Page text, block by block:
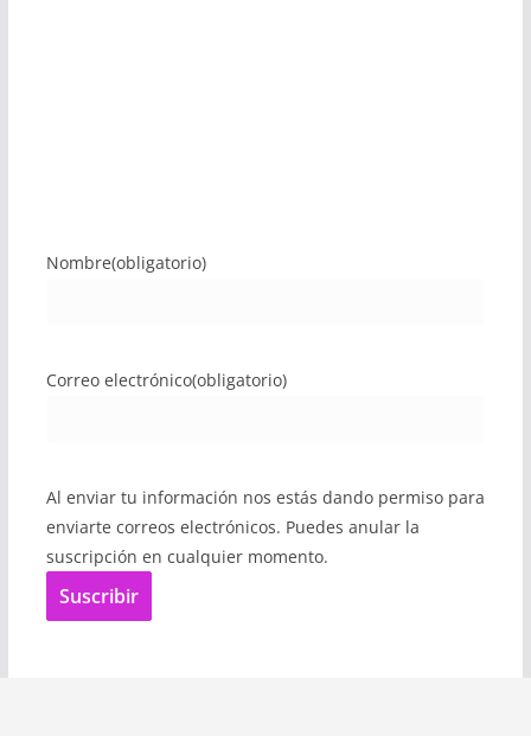
Nombre(obligatorio)
Correo electrónico(obligatorio)
Al enviar tu información nos estás dando permiso para
enviarte correos electrónicos. Puedes anular la
suscripción en cualquier momento.
Suscribir